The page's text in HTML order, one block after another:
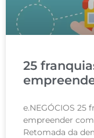
25
e.NEGÓCIOS 25
empreender
Retomada da